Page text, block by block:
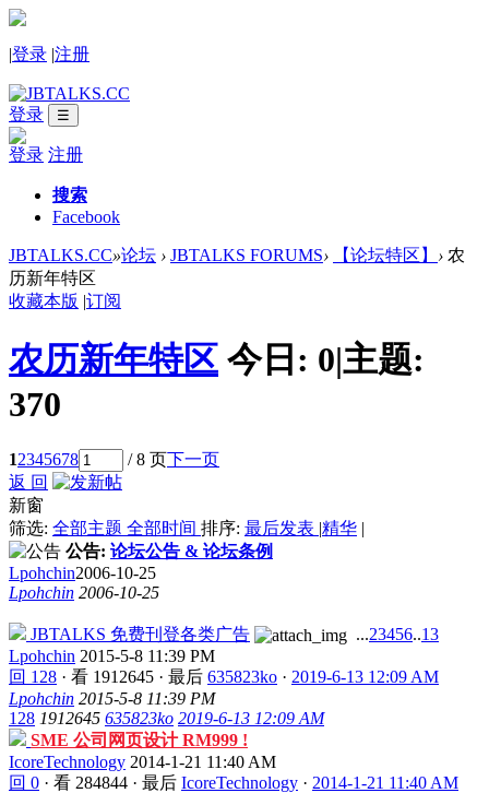
|登录 |注册
登录 ☰
登录 注册
搜索
Facebook
JBTALKS.CC»论坛 › JBTALKS FORUMS› 【论坛特区】 › 农
历新年特区
收藏本版 |订阅
农历新年特区 今日: 0|主题:
370
12345678 / 8 页下一页
返 回
新窗
筛选: 全部主题 全部时间 排序: 最后发表 |精华 |
公告: 论坛公告 & 论坛条例
Lpohchin2006-10-25
Lpohchin 2006-10-25
JBTALKS 免费刊登各类广告 ...23456..13
Lpohchin 2015-5-8 11:39 PM
回 128 · 看 1912645 · 最后 635823ko · 2019-6-13 12:09 AM
Lpohchin 2015-5-8 11:39 PM
128 1912645 635823ko 2019-6-13 12:09 AM
SME 公司网页设计 RM999 !
IcoreTechnology 2014-1-21 11:40 AM
回 0 · 看 284844 · 最后 IcoreTechnology · 2014-1-21 11:40 AM